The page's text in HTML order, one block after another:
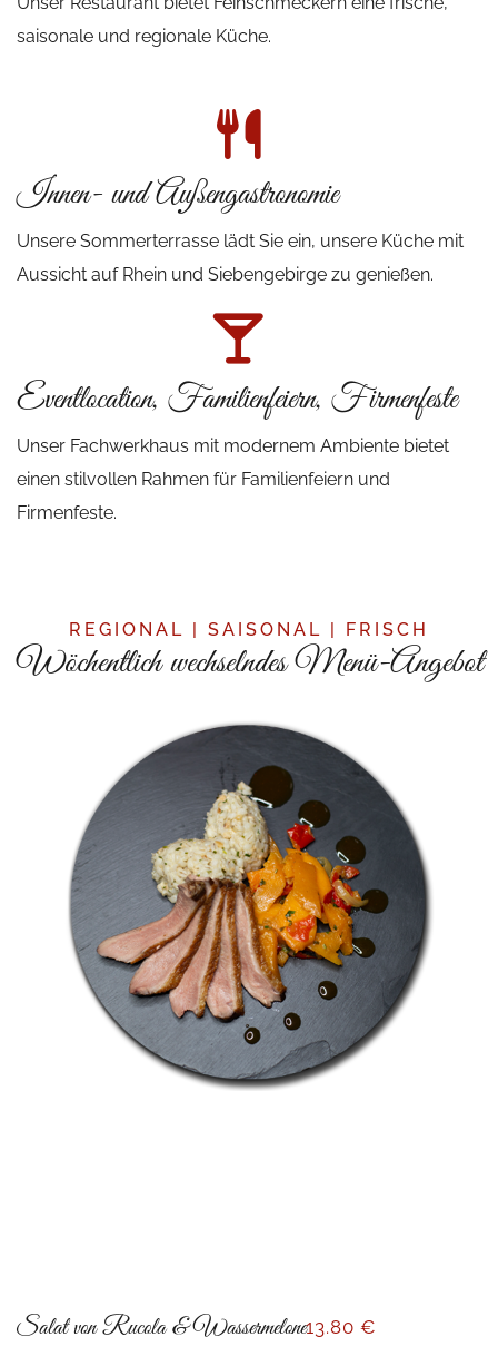
saisonale und regionale Küche.
Innen- und Außengastronomie
Unsere Sommerterrasse lädt Sie ein, unsere Küche mit
Aussicht auf Rhein und Siebengebirge zu genießen.
Eventlocation, Familienfeiern, Firmenfeste
Unser Fachwerkhaus mit modernem Ambiente bietet
einen stilvollen Rahmen für Familienfeiern und
Firmenfeste.
REGIONAL | SAISONAL | FRISCH
Wöchentlich wechselndes Menü-Angebot
Salat von Rucola & Wassermelone13.80 €